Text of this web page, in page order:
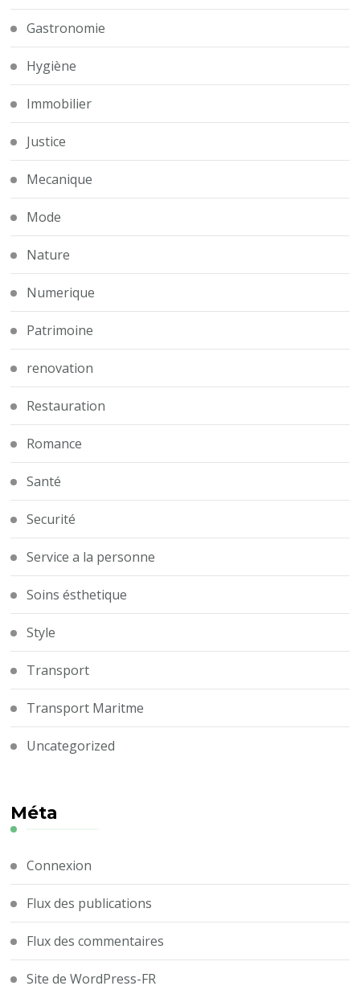
Gastronomie
Hygiène
Immobilier
Justice
Mecanique
Mode
Nature
Numerique
Patrimoine
renovation
Restauration
Romance
Santé
Securité
Service a la personne
Soins ésthetique
Style
Transport
Transport Maritme
Uncategorized
Méta
Connexion
Flux des publications
Flux des commentaires
Site de WordPress-FR